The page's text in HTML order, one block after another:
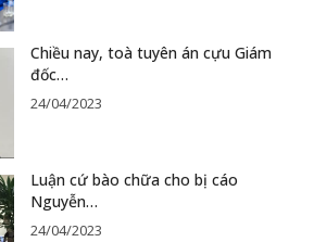
Chiều nay, toà tuyên án cựu Giám
đốc…
24/04/2023
Luận cứ bào chữa cho bị cáo
Nguyễn…
24/04/2023